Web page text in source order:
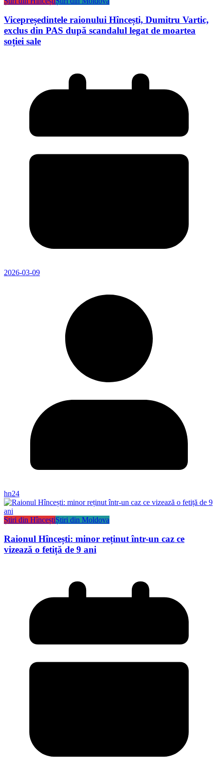
Vicepreședintele raionului Hîncești, Dumitru Vartic,
exclus din PAS după scandalul legat de moartea
soției sale
2026-03-09
hn24
Știri din HînceștiȘtiri din Moldova
Raionul Hîncești: minor reținut într-un caz ce
vizează o fetiță de 9 ani